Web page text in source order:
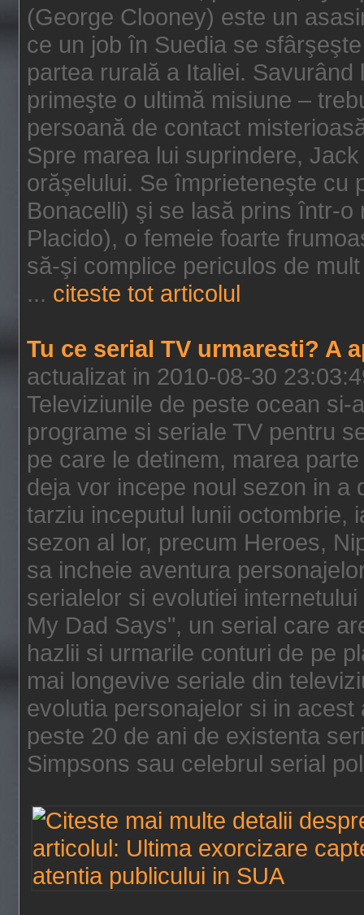
(George Clooney) este un
ce un job în Suedia se
partea rurală a Italiei.
primeşte o ultimă misiune –
persoană de contact
Spre marea lui suprindere,
orăşelului. Se împrieteneşte cu
Bonacelli) şi se lasă prins într-
Placido), o femeie foarte
să-şi complice periculos de
... citeste tot articolul
Tu ce serial TV urmaresti? A
actualizat in 2010-08-30
Televiziunile de peste ocean si-
programe si seriale TV pentru
pe care le detinem, marea
deja vor incepe noul sezon in a
tarziu inceputul lunii octombrie,
sezon al lor, precum Heroes,
sa incheie aventura
serialelor si evolutiei
My Dad Says", un serial care
hazlii si urmarile conturi de pe
mai longevive seriale din
evolutia personajelor si in
peste 20 de ani de existenta
Simpsons sau celebrul serial